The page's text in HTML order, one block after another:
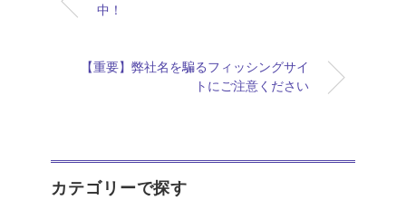
中！
【重要】弊社名を騙るフィッシングサイ
トにご注意ください
カテゴリーで探す